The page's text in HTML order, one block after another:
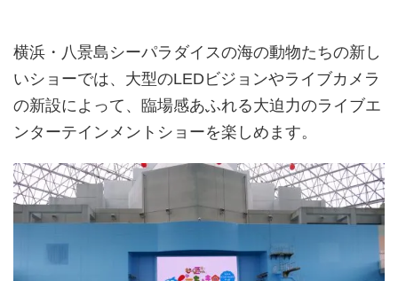
横浜・八景島シーパラダイスの海の動物たちの新し
いショーでは、大型のLEDビジョンやライブカメラ
の新設によって、臨場感あふれる大迫力のライブエ
ンターテインメントショーを楽しめます。